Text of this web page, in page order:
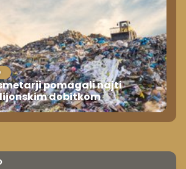
pomagali najti
dobitkom